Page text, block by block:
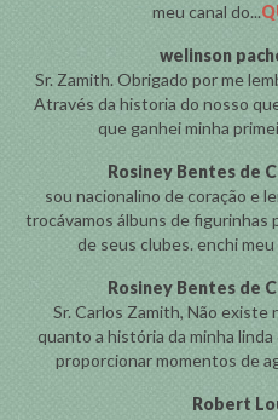
meu canal do...
welinson
Sr. Zamith. Obrigado por me
Através da historia do nosso
que ganhei minha
Rosiney Bentes de
sou nacionalino de coração e
trocávamos álbuns de figurinhas
de seus clubes. enchi meu
Rosiney Bentes de
Sr. Carlos Zamith, Não existe
quanto a história da minha
proporcionar momentos de
Robert